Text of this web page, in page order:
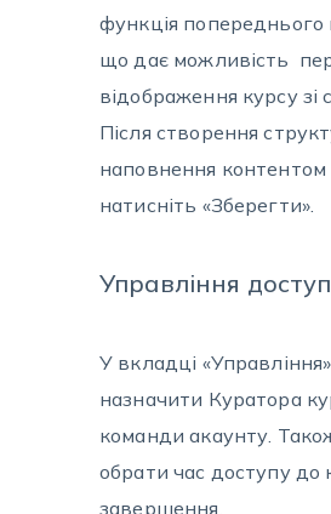
функція попереднього
що дає можливість
відображення курсу зі
Після створення
наповнення контентом
натисніть «Зберегти».
Управління
У вкладці
назначити Куратора
команди акаунту.
обрати час доступу до
завершення.